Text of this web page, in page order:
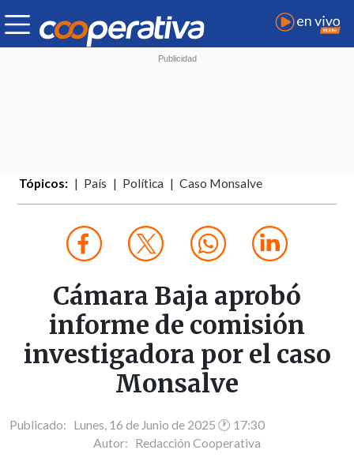
Tópicos: País Política Caso Monsalve
Cámara Baja aprobó
informe de comisión
investigadora por el caso
Monsalve
Publicado: Lunes, 16 de Junio de 2025 🕐 17:30
Autor: Redacción Cooperativa